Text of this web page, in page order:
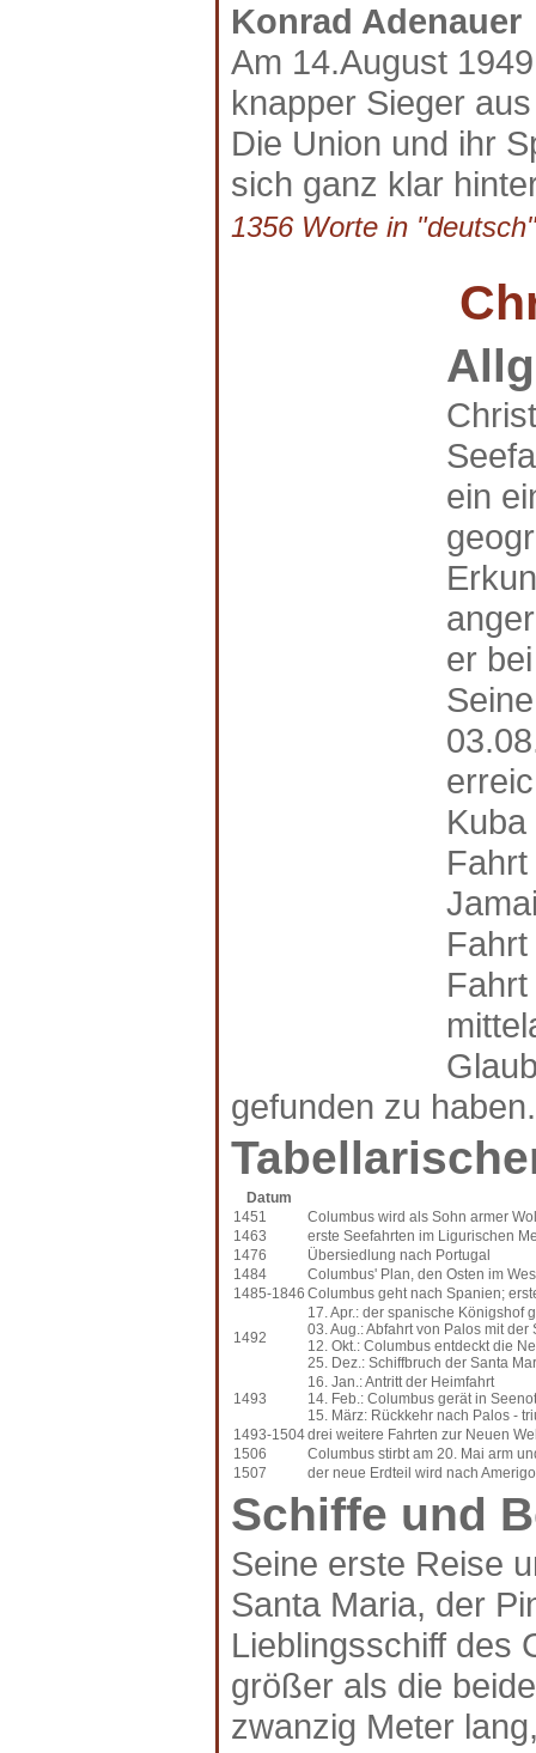
Konrad Adenauer
Am 14.August
knapper Sieger
Die Union und ihr
sich ganz klar
1356 Worte in
ein
er
gefunden zu haben.
Datum
1451
Columbus wird als Sohn armer
1463
erste Seefahrten im Ligurischen
1476
Übersiedlung nach Portugal
1484
Columbus' Plan, den Osten im
1485-1846 Columbus geht nach Spanien;
1492
17. Apr.: der spanische Königshof
03. Aug.: Abfahrt von Palos mit
12. Okt.: Columbus entdeckt die
25. Dez.: Schiffbruch der Santa
1493
16. Jan.: Antritt der Heimfahrt
14. Feb.: Columbus gerät in
15. März: Rückkehr nach Palos -
1493-1504drei weitere Fahrten zur Neuen
1506
Columbus stirbt am 20. Mai arm
1507
der neue Erdteil wird nach
Schiffe und
Seine erste Reise
Santa Maria, der
Lieblingsschiff des
größer als die
zwanzig Meter